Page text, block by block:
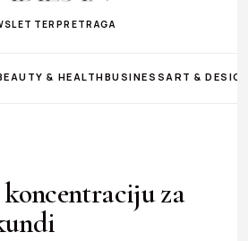
PRETRAGA
& HEALTHBUSINESS ART &
za